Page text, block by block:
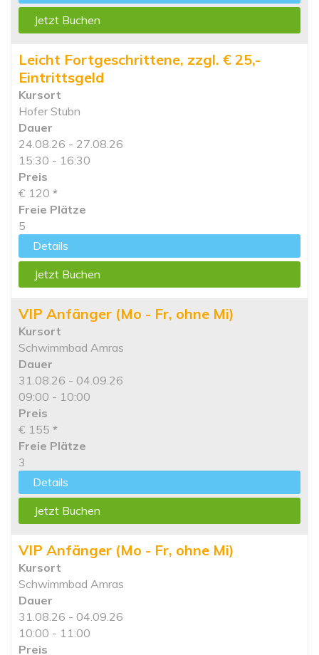
Jetzt Buchen
Leicht Fortgeschrittene, zzgl. € 25,-
Eintrittsgeld
Kursort
Hofer Stubn
Dauer
24.08.26 - 27.08.26
15:30 - 16:30
Preis
€ 120 *
Freie Plätze
5
Details
Jetzt Buchen
VIP Anfänger (Mo - Fr, ohne Mi)
Kursort
Schwimmbad Amras
Dauer
31.08.26 - 04.09.26
09:00 - 10:00
Preis
€ 155 *
Freie Plätze
3
Details
Jetzt Buchen
VIP Anfänger (Mo - Fr, ohne Mi)
Kursort
Schwimmbad Amras
Dauer
31.08.26 - 04.09.26
10:00 - 11:00
Preis